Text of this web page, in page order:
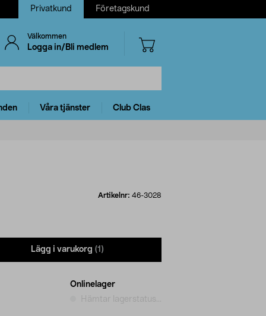
Privatkund Företagskund
Välkommen
Logga in/Bli medlem
Våra tjänster Club Clas
Artikelnr: 46-3028
Lägg i varukorg (1)
Onlinelager
Hämtar lagerstatus...